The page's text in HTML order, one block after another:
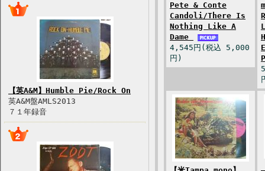
【英A&M】Humble Pie/Rock On
英A&M盤AMLS2013
７１年録音
Pete & Conte
Candoli/There Is
Nothing Like A
Dame
4,545円(税込 5,000
円)